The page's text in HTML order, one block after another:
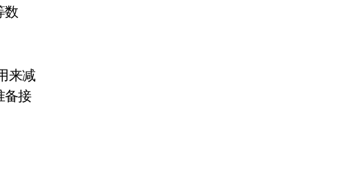
数
来减
备接